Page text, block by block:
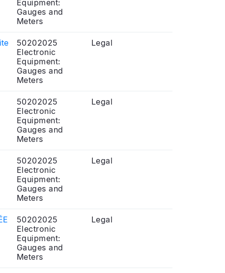
Equipment:
Gauges and
Meters
50202025
Electronic
Equipment:
Gauges and
Meters
Legal
50202025
Electronic
Equipment:
Gauges and
Meters
Legal
50202025
Electronic
Equipment:
Gauges and
Meters
Legal
50202025
Electronic
Equipment:
Gauges and
Meters
Legal